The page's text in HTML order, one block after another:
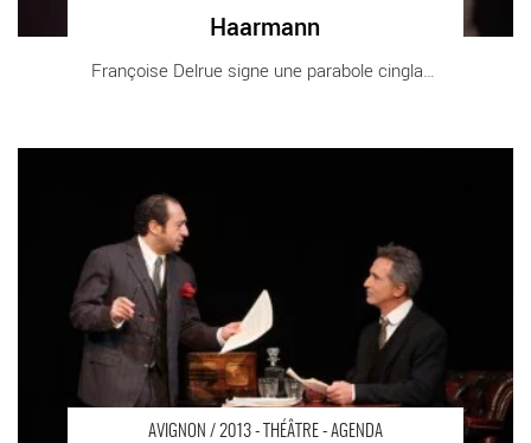
Haarmann
AVIGNON / 2013 - THÉÂTRE - AGENDA